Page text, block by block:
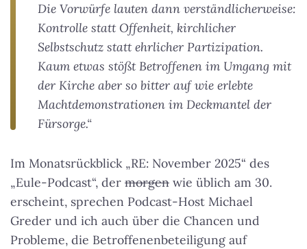
Die Vorwürfe lauten dann verständlicherweise:
Kontrolle statt Offenheit, kirchlicher
Selbstschutz statt ehrlicher Partizipation.
Kaum etwas stößt Betroffenen im Umgang mit
der Kirche aber so bitter auf wie erlebte
Machtdemonstrationen im Deckmantel der
Fürsorge.“
Im Monatsrückblick „RE: November 2025“ des
„Eule-Podcast“, der morgen wie üblich am 30.
erscheint, sprechen Podcast-Host Michael
Greder und ich auch über die Chancen und
Probleme, die Betroffenenbeteiligung auf